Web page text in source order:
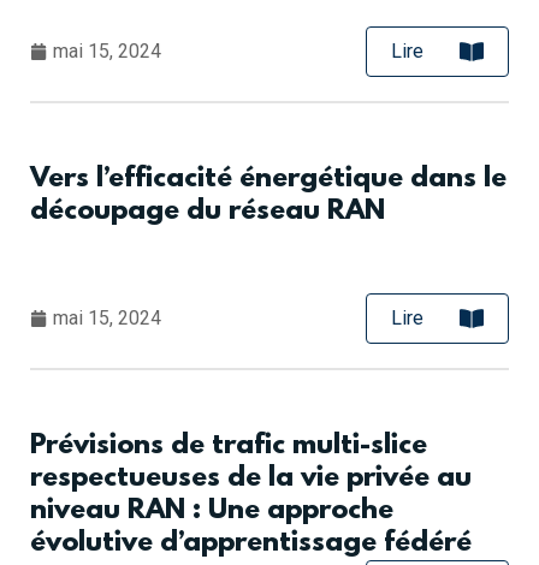
mai 15, 2024 Lire
Vers l’efficacité énergétique dans le
découpage du réseau RAN
mai 15, 2024 Lire
Prévisions de trafic multi-slice
respectueuses de la vie privée au
niveau RAN : Une approche
évolutive d’apprentissage fédéré